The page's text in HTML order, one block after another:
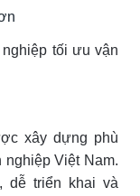
tối ưu vận
xây dựng phù
Việt Nam.
dễ triển khai và